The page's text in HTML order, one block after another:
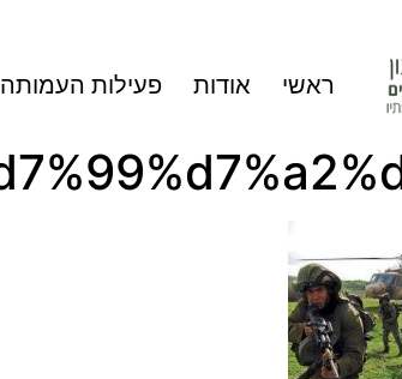
ראשי אודות פעילות העמותה